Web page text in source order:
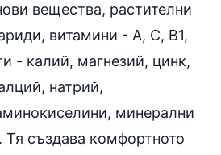
вещества, растителни
, витамини - А, С, В1,
- калий, магнезий, цинк,
натрий,
, минерални
Тя създава комфортното